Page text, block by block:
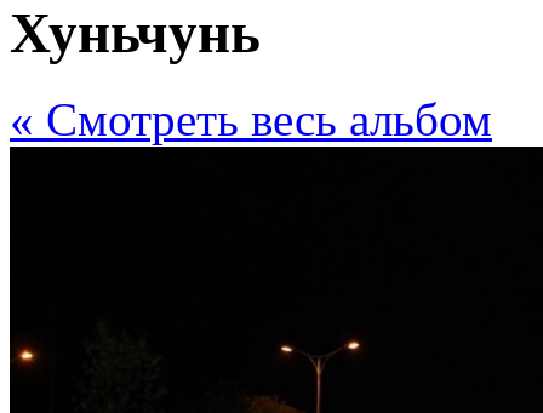
Хуньчунь
« Cмотреть весь альбом